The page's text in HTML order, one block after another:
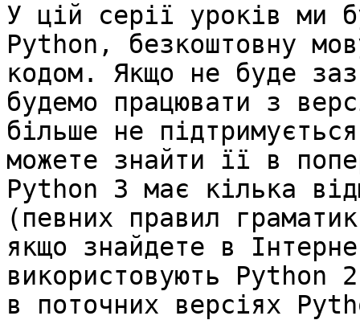
У цій серії уроків ми
Python, безкоштовну
кодом. Якщо не буде
будемо працювати з
більше не
можете знайти її в
Python 3 має кілька
(певних правил
якщо знайдете в
використовують Python
в поточних версіях